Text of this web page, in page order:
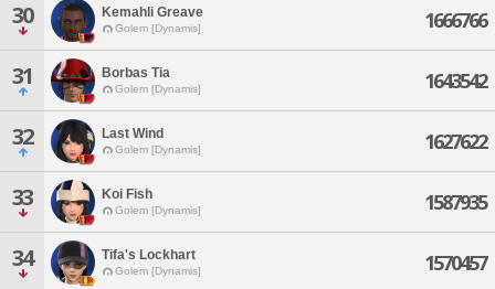
30 Kemahli Greave
Golem [Dynamis] 1666766
31 Borbas Tia
Golem [Dynamis] 1643542
32 Last Wind
Golem [Dynamis] 1627622
33 Koi Fish
Golem [Dynamis] 1587935
34 Tifa's Lockhart
Golem [Dynamis] 1570457